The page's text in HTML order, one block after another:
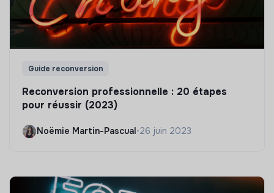
Guide reconversion
Reconversion professionnelle : 20 étapes
pour réussir (2023)
Noëmie Martin-Pascual •26 juin 2023